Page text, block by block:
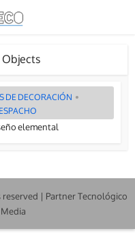
Objects
DE DECORACIÓN •
elemental
| Partner Tecnológico